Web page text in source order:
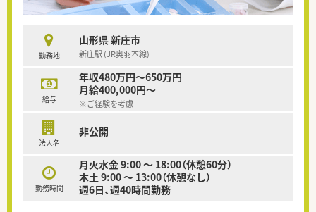
勤務地
山形県 新庄市
新庄駅 (JR奥羽本線)
給与
年収480万円～650万円
月給400,000円～
※ご経験を考慮
法人名
非公開
勤務時間
月火水金 9:00 ～ 18:00（休憩60分）
木土 9:00 ～ 13:00（休憩なし）
週6日、週40時間勤務